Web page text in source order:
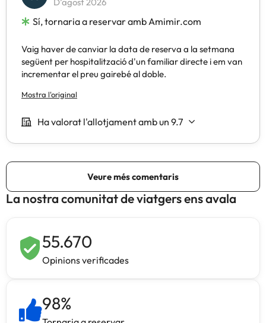
La nostra comunitat de viatgers ens avala
55.670
Opinions verificades
98%